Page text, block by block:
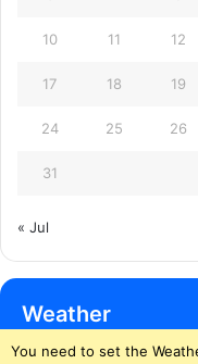
10 11 12
17 18 19
24 25 26
31
« Jul
Weather
You need to set the